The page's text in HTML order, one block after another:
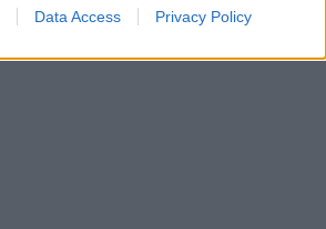
Data Access Privacy Policy